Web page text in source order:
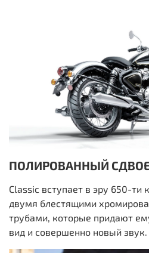
ПОЛИРОВАННЫЙ
Classic вступает в эру 650-ти
двумя блестящими
трубами, которые придают
вид и совершенно новый звук.